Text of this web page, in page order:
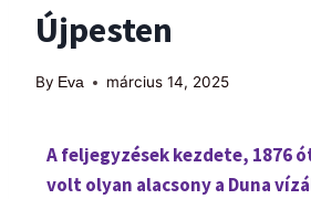
Újpesten
By Eva március 14, 2025
A feljegyzések kezdete, 1876
volt olyan alacsony a Duna